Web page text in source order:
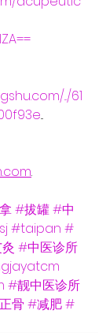
.../61
...
.
#拔罐#中
#taipan #
#中医诊所
#靓中医诊所
骨 #减肥#